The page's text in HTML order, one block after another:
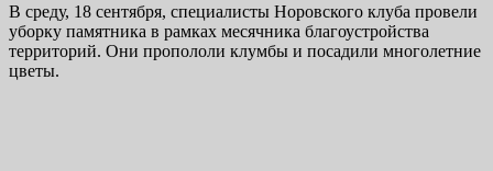
В среду, 18 сентября, специалисты Норовского клуба провели
уборку памятника в рамках месячника благоустройства
территорий. Они пропололи клумбы и посадили многолетние
цветы.